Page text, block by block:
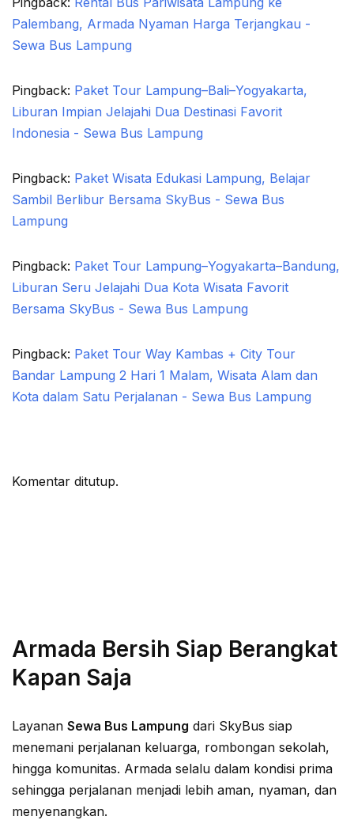
Palembang, Armada Nyaman Harga Terjangkau -
Sewa Bus Lampung
Pingback: Paket Tour Lampung–Bali–Yogyakarta,
Liburan Impian Jelajahi Dua Destinasi Favorit
Indonesia - Sewa Bus Lampung
Pingback: Paket Wisata Edukasi Lampung, Belajar
Sambil Berlibur Bersama SkyBus - Sewa Bus
Lampung
Pingback: Paket Tour Lampung–Yogyakarta–Bandung,
Liburan Seru Jelajahi Dua Kota Wisata Favorit
Bersama SkyBus - Sewa Bus Lampung
Pingback: Paket Tour Way Kambas + City Tour
Bandar Lampung 2 Hari 1 Malam, Wisata Alam dan
Kota dalam Satu Perjalanan - Sewa Bus Lampung
Komentar ditutup.
Armada Bersih Siap Berangkat
Kapan Saja
Layanan Sewa Bus Lampung dari SkyBus siap
menemani perjalanan keluarga, rombongan sekolah,
hingga komunitas. Armada selalu dalam kondisi prima
sehingga perjalanan menjadi lebih aman, nyaman, dan
menyenangkan.